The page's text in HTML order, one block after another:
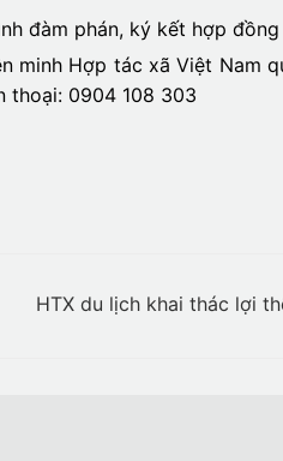
đàm phán, ký kết hợp
Hợp tác xã Việt Nam
thoại: 0904 108 303
HTX du lịch khai thác lợi